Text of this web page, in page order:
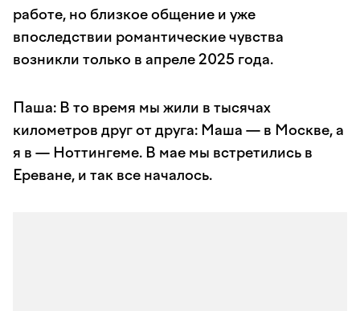
работе, но близкое общение и уже
впоследствии романтические чувства
возникли только в апреле 2025 года.
Паша: В то время мы жили в тысячах
километров друг от друга: Маша — в Москве, а
я в — Ноттингеме. В мае мы встретились в
Ереване, и так все началось.